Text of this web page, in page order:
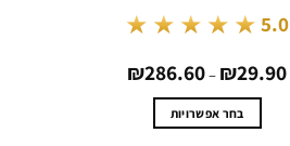
★★★★★5.0
₪29.90
–
₪286.60 מחירים:
בחר אפשרויות